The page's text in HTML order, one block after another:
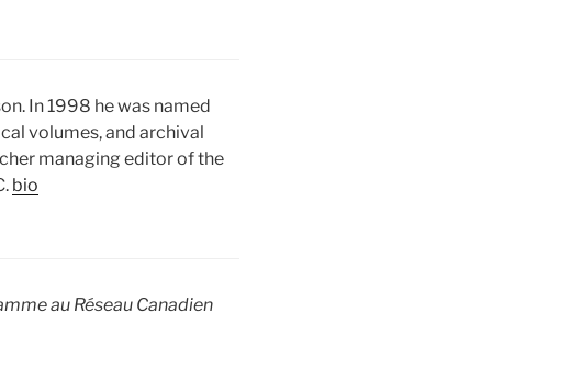
In 1998 he was named
volumes, and archival
managing editor of the
bio
au Réseau Canadien